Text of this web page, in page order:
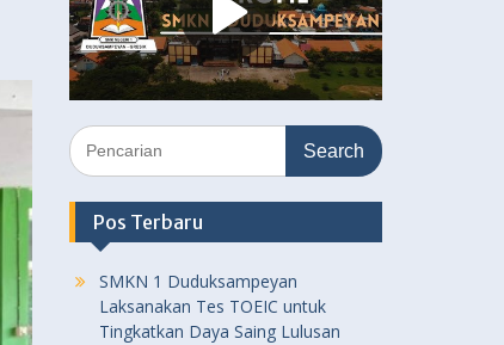
Search
for:
Pos Terbaru
SMKN 1 Duduksampeyan
Laksanakan Tes TOEIC untuk
Tingkatkan Daya Saing Lulusan